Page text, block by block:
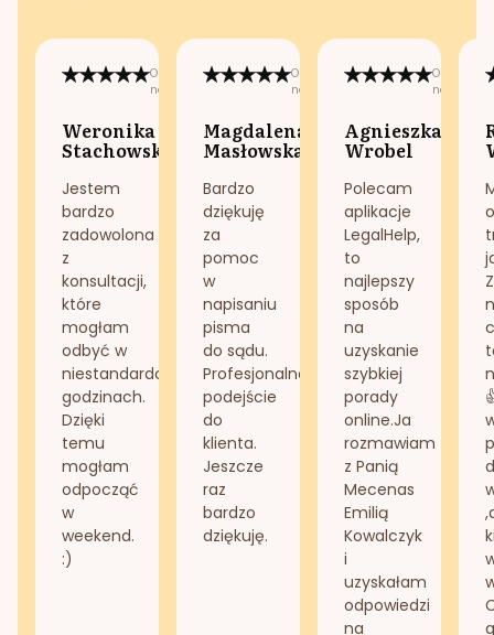
Opublikowano
na:
Weronika
Stachowska
Jestem
bardzo
zadowolona
z
konsultacji,
które
mogłam
odbyć w
niestandardowych
godzinach.
Dzięki
temu
mogłam
odpocząć
w
weekend.
:)
Opublikowano
na:
Magdalena
Masłowska
Bardzo
dziękuję
za
pomoc
w
napisaniu
pisma
do sądu.
Profesjonalne
podejście
do
klienta.
Jeszcze
raz
bardzo
dziękuję.
na:
Agnieszka
Wrobel
Polecam
aplikacje
LegalHelp,
to
najlepszy
sposób
na
uzyskanie
szybkiej
porady
online.Ja
rozmawiam
z Panią
Mecenas
Emilią
Kowalczyk
i
uzyskałam
odpowiedzi
na